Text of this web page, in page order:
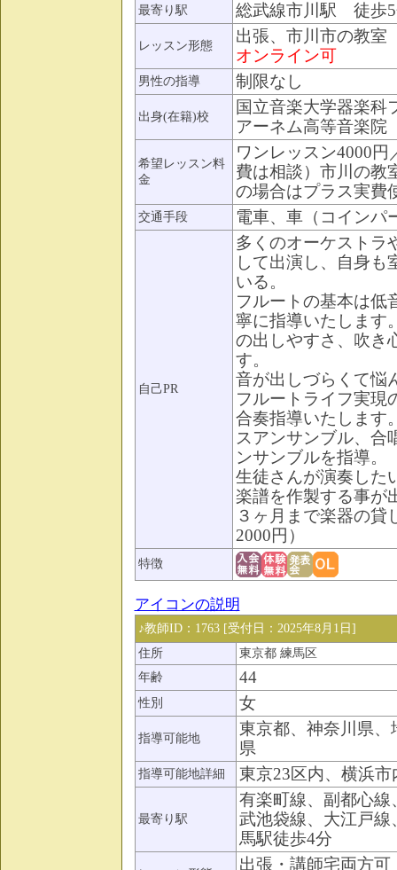
最寄り駅 総武線市川駅 徒歩
レッスン形態
出張、市川市の教室
オンライン可
男性の指導 制限なし
出身(在籍)校
国立音楽大学器楽科
アーネム高等音楽
希望レッスン料
金
ワンレッスン4000
費は相談）市川の教
の場合はプラス実
交通手段 電車、車（コインパ
自己PR
多くのオーケストラ
して出演し、自身も
いる。
フルートの基本は低
寧に指導いたします
の出しやすさ、吹き
す。
音が出しづらくて悩
フルートライフ実現
合奏指導いたします
スアンサンブル、合
ンサンブルを指導。
生徒さんが演奏した
楽譜を作製する事が
３ヶ月まで楽器の貸
2000円）
特徴
アイコンの説明
♪教師ID：1763 [受付日：2025年8月1日]
住所
東京都 練馬区
年齢
44
性別 女
指導可能地
東京都、神奈川県、
県
指導可能地詳細 東京23区内、横浜市
最寄り駅
有楽町線、副都心線
武池袋線、大江戸線
馬駅徒歩4分
出張・講師宅両方可